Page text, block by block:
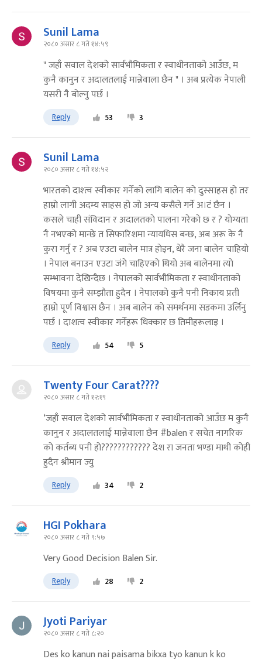
Sunil Lama
२०८० असार ८ गते १४:५९
" जहाँ सवाल देशको सार्वभौमिकता र स्वाधीनताको आउँछ, म
कुनै कानुन र अदालतलाई मान्नेवाला छैन " । अब प्रत्येक नेपाली
यसरी नै बाेल्नु पर्छ ।
Reply 53 3
Sunil Lama
२०८० असार ८ गते १४:५२
भारतकाे दाश्त्व स्वीकार गर्नेकाे लागि बालेन काे दुस्साहस हाे तर
हाम्राे लागी अदम्य साहस हाे जाे अन्य कसैले गर्ने अ।टं छैन ।
कसले चाही संविदान र अदालतकाे पालना गरेकाे छ र ? याेग्यता
नै नभएकाे मान्छे त सिफारिशमा न्यायधिस बन्छ, अब अरू के नै
कुरा गर्नु र ? अब एउटा बालेन मात्र हाेइन, धेरै जना बालेन चाहियाे
। नेपाल बनाउन एउटा जंगे चाहिएकाे थियाे अब बालेनमा त्याे
सम्भावना देखिन्दैछ । नेपालको सार्वभौमिकता र स्वाधीनताको
विषयमा कुनै सम्झाैता हुदैन । नेपालकाे कुनै पनी निकाय प्रती
हाम्राे पूर्ण विश्वास छैन । अब बालेन काे समर्थनमा सडकमा उर्लिनु
पर्छ । दाशत्व स्वीकार गर्नेहरू धिक्कार छ तिमीहरूलाइ ।
Reply 54 5
Twenty Four Carat????
२०८० असार ८ गते १२:१९
‘जहाँ सवाल देशको सार्वभौमिकता र स्वाधीनताको आउँछ म कुनै
कानुन र अदालतलाई मान्नेवाला छैन #balen र सचेत नागरिक
को कर्तब्य पनी हो???????????? देश रा जनता भण्डा माथी कोही
हुदैन श्रीमान ज्यु
Reply 34 2
HGI Pokhara
२०८० असार ८ गते ९:५७
Very Good Decision Balen Sir.
Reply 28 2
Jyoti Pariyar
२०८० असार ८ गते ८:२०
Des ko kanun nai paisama bikxa tyo kanun k ko